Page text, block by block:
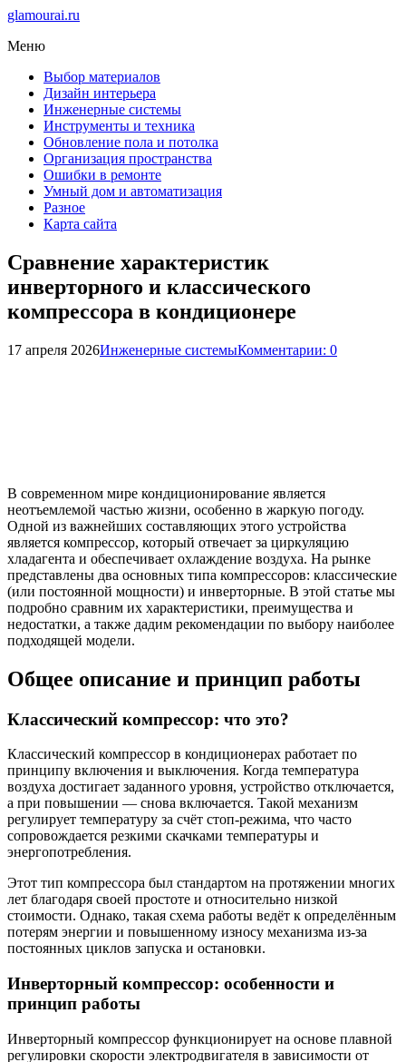
glamourai.ru
Меню
Выбор материалов
Дизайн интерьера
Инженерные системы
Инструменты и техника
Обновление пола и потолка
Организация пространства
Ошибки в ремонте
Умный дом и автоматизация
Разное
Карта сайта
Сравнение характеристик
инверторного и классического
компрессора в кондиционере
17 апреля 2026Инженерные системыКомментарии: 0
В современном мире кондиционирование является
неотъемлемой частью жизни, особенно в жаркую погоду.
Одной из важнейших составляющих этого устройства
является компрессор, который отвечает за циркуляцию
хладагента и обеспечивает охлаждение воздуха. На рынке
представлены два основных типа компрессоров: классические
(или постоянной мощности) и инверторные. В этой статье мы
подробно сравним их характеристики, преимущества и
недостатки, а также дадим рекомендации по выбору наиболее
подходящей модели.
Общее описание и принцип работы
Классический компрессор: что это?
Классический компрессор в кондиционерах работает по
принципу включения и выключения. Когда температура
воздуха достигает заданного уровня, устройство отключается,
а при повышении — снова включается. Такой механизм
регулирует температуру за счёт стоп-режима, что часто
сопровождается резкими скачками температуры и
энергопотребления.
Этот тип компрессора был стандартом на протяжении многих
лет благодаря своей простоте и относительно низкой
стоимости. Однако, такая схема работы ведёт к определённым
потерям энергии и повышенному износу механизма из-за
постоянных циклов запуска и остановки.
Инверторный компрессор: особенности и
принцип работы
Инверторный компрессор функционирует на основе плавной
регулировки скорости электродвигателя в зависимости от